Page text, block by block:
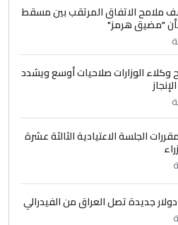
يرد على صدام حسين سل
كامل)
5
حامدتركان. كلام
الحقيقي للإنسان
واغتصاب الأرض.. بلاد
والتصحر!!
ملامح الاتفاق المرتقب بين مسقط
"مضيق هرمز"
وكلاء الوزارات صلاحيات أوسع ويشدد
الجلسة الاعتيادية الثالثة عشرة